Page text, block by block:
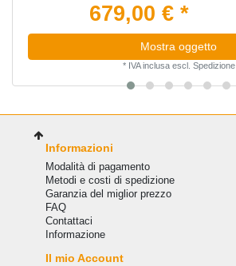
679,00 € *
Mostra oggetto
* IVA inclusaescl. Spedizione
Informazioni
Modalità di pagamento
Metodi e costi di spedizione
Garanzia del miglior prezzo
FAQ
Сontattaci
Informazione
Il mio Account